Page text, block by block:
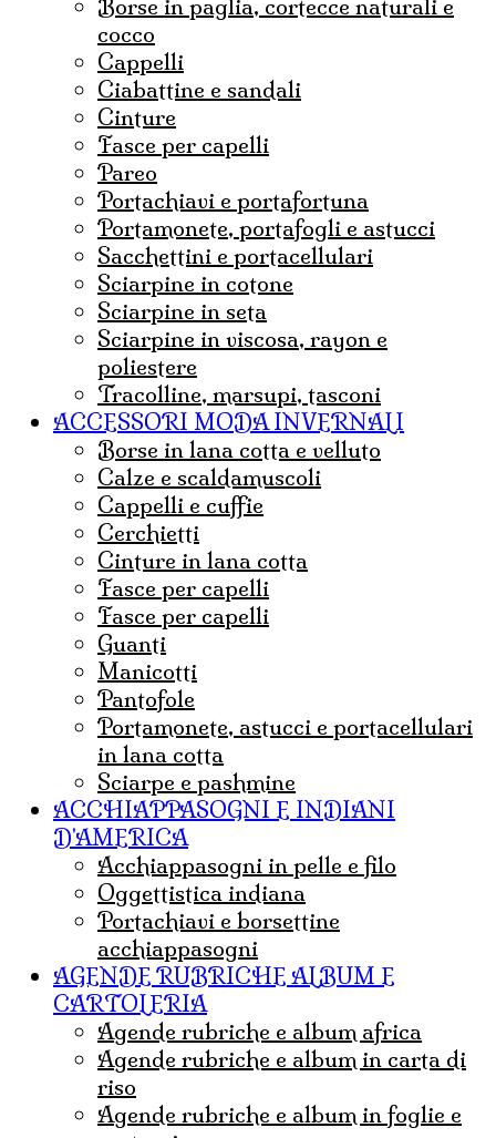
borse in paglia, cortecce naturali e
cocco
Cappelli
ciabattine e sandali
cinture
fasce per capelli
pareo
portachiavi e portafortuna
portamonete, portafogli e astucci
sacchettini e portacellulari
sciarpine in cotone
sciarpine in seta
sciarpine in viscosa, rayon e
poliestere
tracolline, marsupi, tasconi
ACCESSORI MODA INVERNALI
borse in lana cotta e velluto
Calze e scaldamuscoli
cappelli e cuffie
Cerchietti
cinture in lana cotta
fasce per capelli
Fasce per capelli
guanti
Manicotti
Pantofole
portamonete, astucci e portacellulari
in lana cotta
sciarpe e pashmine
ACCHIAPPASOGNI E INDIANI
D'AMERICA
acchiappasogni in pelle e filo
Oggettistica indiana
Portachiavi e borsettine
acchiappasogni
AGENDE RUBRICHE ALBUM E
CARTOLERIA
agende rubriche e album africa
agende rubriche e album in carta di
riso
agende rubriche e album in foglie e